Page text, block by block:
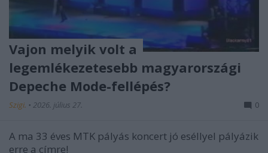
Vajon melyik volt a
legemlékezetesebb magyarországi
Depeche Mode-fellépés?
Szigi. • 2026. július 27. 0
A ma 33 éves MTK pályás koncert jó eséllyel pályázik
erre a címre!